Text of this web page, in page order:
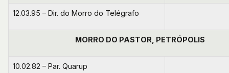
12.03.95 – Dir. do Morro do Telégrafo
MORRO DO PASTOR, PETRÓPOLIS
10.02.82 – Par. Quarup